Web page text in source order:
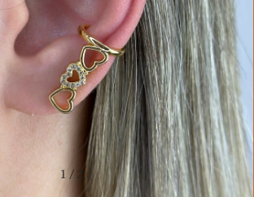
1 /2